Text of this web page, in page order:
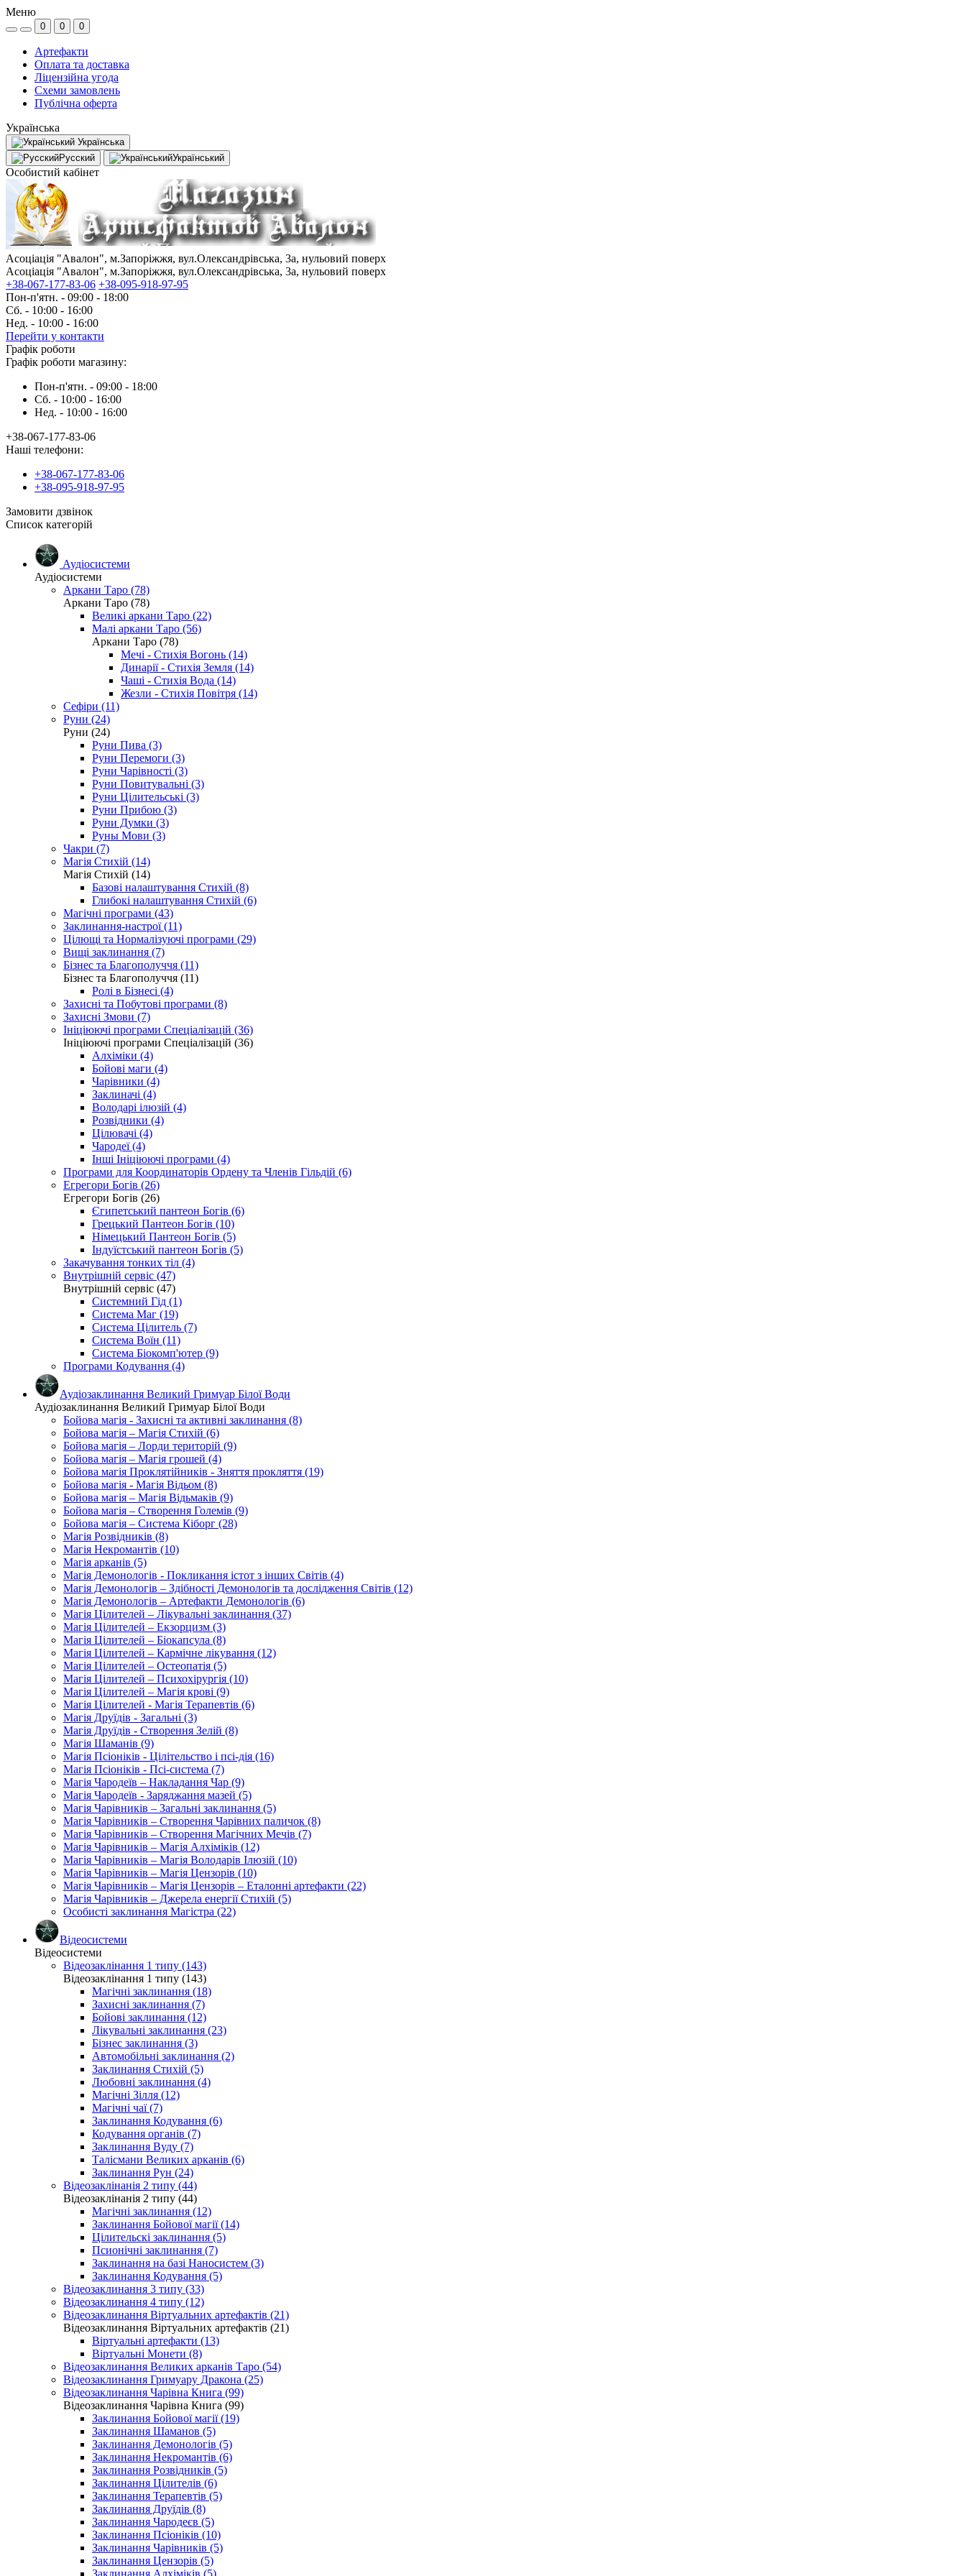
Меню
0 0 0
Артефакти
Оплата та доставка
Ліцензійна угода
Схеми замовлень
Публічна оферта
Українська
Українська
Русский
Український
Особистий кабінет
Асоціація "Авалон", м.Запоріжжя, вул.Олександрівська, 3а, нульовий поверх
Асоціація "Авалон", м.Запоріжжя, вул.Олександрівська, 3а, нульовий поверх
+38-067-177-83-06 +38-095-918-97-95
Пон-п'ятн. - 09:00 - 18:00
Сб. - 10:00 - 16:00
Нед. - 10:00 - 16:00
Перейти у контакти
Графік роботи
Графік роботи магазину:
Пон-п'ятн. - 09:00 - 18:00
Сб. - 10:00 - 16:00
Нед. - 10:00 - 16:00
+38-067-177-83-06
Наші телефони:
+38-067-177-83-06
+38-095-918-97-95
Замовити дзвінок
Список категорій
Аудіосистеми
Аудіосистеми
Аркани Таро (78)
Аркани Таро (78)
Великі аркани Таро (22)
Малі аркани Таро (56)
Аркани Таро (78)
Мечі - Стихія Вогонь (14)
Динарії - Стихія Земля (14)
Чаші - Стихія Вода (14)
Жезли - Стихія Повітря (14)
Сефіри (11)
Руни (24)
Руни (24)
Руни Пива (3)
Руни Перемоги (3)
Руни Чарівності (3)
Руни Повитувальні (3)
Руни Цілительські (3)
Руни Прибою (3)
Руни Думки (3)
Руны Мови (3)
Чакри (7)
Магія Стихій (14)
Магія Стихій (14)
Базові налаштування Стихій (8)
Глибокі налаштування Стихій (6)
Магічні програми (43)
Заклинання-настрої (11)
Цілющі та Нормалізуючі програми (29)
Вищі заклинання (7)
Бізнес та Благополуччя (11)
Бізнес та Благополуччя (11)
Ролі в Бізнесі (4)
Захисні та Побутові програми (8)
Захисні Змови (7)
Ініціюючі програми Спеціалізацій (36)
Ініціюючі програми Спеціалізацій (36)
Алхіміки (4)
Бойові маги (4)
Чарівники (4)
Заклиначі (4)
Володарі ілюзій (4)
Розвідники (4)
Цілювачі (4)
Чародеї (4)
Інші Ініціюючі програми (4)
Програми для Координаторів Ордену та Членів Гільдій (6)
Егрегори Богів (26)
Егрегори Богів (26)
Єгипетський пантеон Богів (6)
Грецький Пантеон Богів (10)
Німецький Пантеон Богів (5)
Індуїстський пантеон Богів (5)
Закачування тонких тіл (4)
Внутрішній сервіс (47)
Внутрішній сервіс (47)
Системний Гід (1)
Система Маг (19)
Система Цілитель (7)
Система Воїн (11)
Система Біокомп'ютер (9)
Програми Кодування (4)
Аудіозаклинання Великий Гримуар Білої Води
Аудіозаклинання Великий Гримуар Білої Води
Бойова магія - Захисні та активні заклинання (8)
Бойова магія – Магія Стихій (6)
Бойова магія – Лорди територій (9)
Бойова магія – Магія грошей (4)
Бойова магія Проклятійників - Зняття прокляття (19)
Бойова магія - Магія Відьом (8)
Бойова магія – Магія Відьмаків (9)
Бойова магія – Створення Големів (9)
Бойова магія – Система Кіборг (28)
Магія Розвідників (8)
Магія Некромантів (10)
Магія арканів (5)
Магія Демонологів - Покликання істот з інших Світів (4)
Магія Демонологів – Здібності Демонологів та дослідження Світів (12)
Магія Демонологів – Артефакти Демонологів (6)
Магія Цілителей – Лікувальні заклинання (37)
Магія Цілителей – Екзорцизм (3)
Магія Цілителей – Біокапсула (8)
Магія Цілителей – Кармічне лікування (12)
Магія Цілителей – Остеопатія (5)
Магія Цілителей – Психохірургія (10)
Магія Цілителей – Магія крові (9)
Магія Цілителей - Магія Терапевтів (6)
Магія Друїдів - Загальні (3)
Магія Друїдів - Створення Зелій (8)
Магія Шаманів (9)
Магія Псіоніків - Цілітельство і псі-дія (16)
Магія Псіоніків - Псі-система (7)
Магія Чародеїв – Накладання Чар (9)
Магія Чародеїв - Заряджання мазей (5)
Магія Чарівників – Загальні заклинання (5)
Магія Чарівників – Створення Чарівних паличок (8)
Магія Чарівників – Створення Магічних Мечів (7)
Магія Чарівників – Магія Алхіміків (12)
Магія Чарівників – Магія Володарів Ілюзій (10)
Магія Чарівників – Магія Цензорів (10)
Магія Чарівників – Магія Цензорів – Еталонні артефакти (22)
Магія Чарівників – Джерела енергії Стихій (5)
Особисті заклинання Магістра (22)
Відеосистеми
Відеосистеми
Відеозаклінання 1 типу (143)
Відеозаклінання 1 типу (143)
Магічні заклинання (18)
Захисні заклинання (7)
Бойові заклинання (12)
Лікувальні заклинання (23)
Бізнес заклинання (3)
Автомобільні заклинання (2)
Заклинання Стихій (5)
Любовні заклинання (4)
Магічні Зілля (12)
Магічні чаї (7)
Заклинання Кодування (6)
Кодування органів (7)
Заклинання Вуду (7)
Талісмани Великих арканів (6)
Заклинання Рун (24)
Відеозаклінанія 2 типу (44)
Відеозаклінанія 2 типу (44)
Магічні заклинання (12)
Заклинання Бойової магії (14)
Цілительскі заклинання (5)
Псионічні заклинання (7)
Заклинання на базі Наносистем (3)
Заклинання Кодування (5)
Відеозаклинання 3 типу (33)
Відеозаклинання 4 типу (12)
Відеозаклинання Віртуальних артефактів (21)
Відеозаклинання Віртуальних артефактів (21)
Віртуальні артефакти (13)
Віртуальні Монети (8)
Відеозаклинання Великих арканів Таро (54)
Відеозаклинання Гримуару Дракона (25)
Відеозаклинання Чарівна Книга (99)
Відеозаклинання Чарівна Книга (99)
Заклинання Бойової магії (19)
Заклинання Шаманов (5)
Заклинання Демонологів (5)
Заклинання Некромантів (6)
Заклинання Розвідників (5)
Заклинання Цілителів (6)
Заклинання Терапевтів (5)
Заклинання Друїдів (8)
Заклинання Чародеєв (5)
Заклинання Псіоніків (10)
Заклинання Чарівників (5)
Заклинання Цензорів (5)
Заклинання Алхіміків (5)